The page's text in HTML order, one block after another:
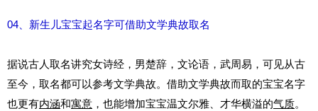
04、新生儿宝宝起名字可借助文学典故取名
据说古人取名讲究女诗经，男楚辞，文论语，武周易，可见从古
至今，取名都可以参考文学典故。借助文学典故而取的宝宝名字
也更有内涵和寓意 ，也能增加宝宝温文尔雅、才华横溢的气质。